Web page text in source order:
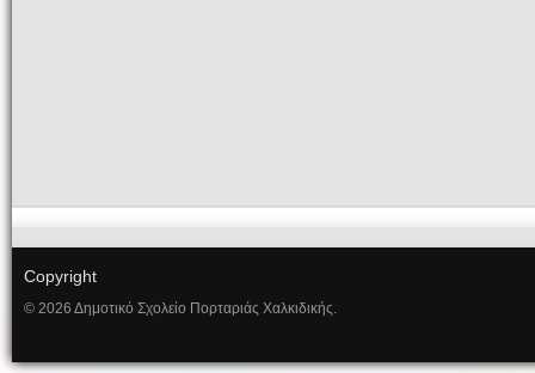
Copyright
© 2026 Δημοτικό Σχολείο Πορταριάς Χαλκιδικής.